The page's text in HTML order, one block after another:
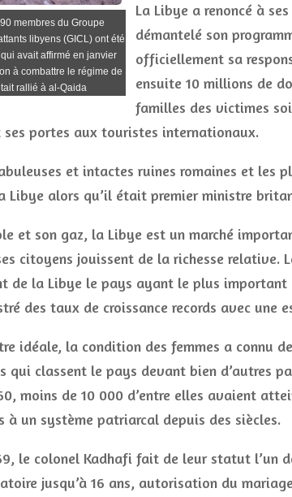
membres du Groupe
libyens (GICL) ont été
avait affirmé en janvier
à combattre le régime de
rallié à al-Qaida
La Libye a renoncé à
démantelé son
officiellement sa
ensuite 10 millions de
familles des victimes
portes aux touristes internationaux.
et intactes ruines romaines et les
Libye alors qu’il était premier ministre
et son gaz, la Libye est un marché
citoyens jouissent de la richesse relative.
de la Libye le pays ayant le plus important
des taux de croissance records avec une
idéale, la condition des femmes a connu
qui classent le pays devant bien d’autres
moins de 10 000 d’entre elles avaient
à un système patriarcal depuis des siècles.
le colonel Kadhafi fait de leur statut l’un
jusqu’à 16 ans, autorisation du